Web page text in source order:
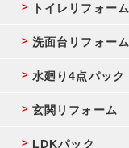
トイレリフォーム
洗面台リフォーム
水廻り4点パック
玄関リフォーム
LDKパック